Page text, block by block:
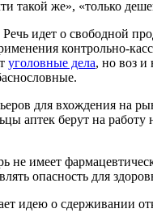
такой же», «только
идет о свободной
контрольно-
уголовные дела, но воз
для вхождения на
аптек берут на
имеет
опасность для
идею о сдерживании